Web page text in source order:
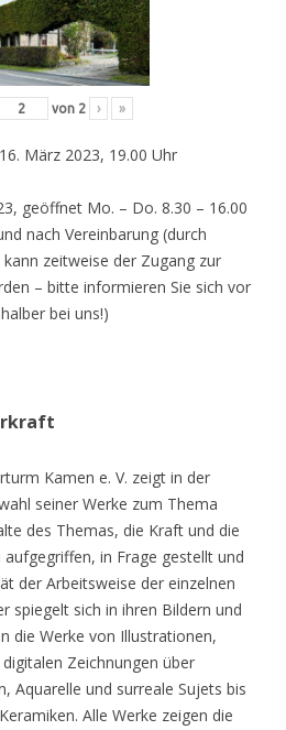
von 2 › »
März 2023, 19.00 Uhr
geöffnet Mo. – Do. 8.30 – 16.00
nach Vereinbarung (durch
zeitweise der Zugang zur
– bitte informieren Sie sich vor
bei uns!)
Kamen e. V. zeigt in der
seiner Werke zum Thema
des Themas, die Kraft und die
in Frage gestellt und
der Arbeitsweise der einzelnen
spiegelt sich in ihren Bildern und
die Werke von Illustrationen,
Zeichnungen über
Aquarelle und surreale Sujets bis
Alle Werke zeigen die